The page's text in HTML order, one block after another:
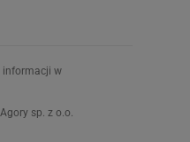
informacji w
sp. z o.o.